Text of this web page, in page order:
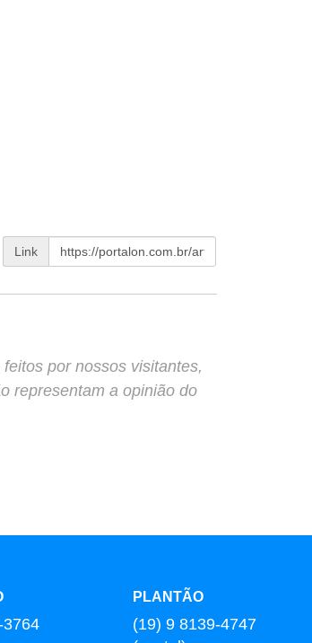
Link
por nossos visitantes,
representam a opinião do
PLANTÃO
(19) 9 8139-4747